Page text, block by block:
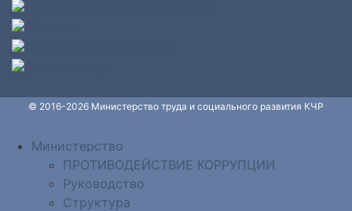
© 2016-2026 Министерство труда и социального развития КЧР
Министерство
ПРОТИВОДЕЙСТВИЕ КОРРУПЦИИ
Руководство
Структура